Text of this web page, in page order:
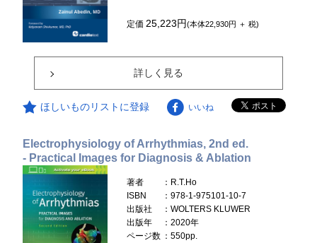
定価 25,223円(本体22,930円 ＋ 税)
詳しく見る
ほしいものリストに登録 いいね
Electrophysiology of Arrhythmias, 2nd ed.
- Practical Images for Diagnosis & Ablation
著者
：R.T.Ho
ISBN
：978-1-975101-10-7
出版社
：WOLTERS KLUWER
出版年
：2020年
ページ数 ：550pp.